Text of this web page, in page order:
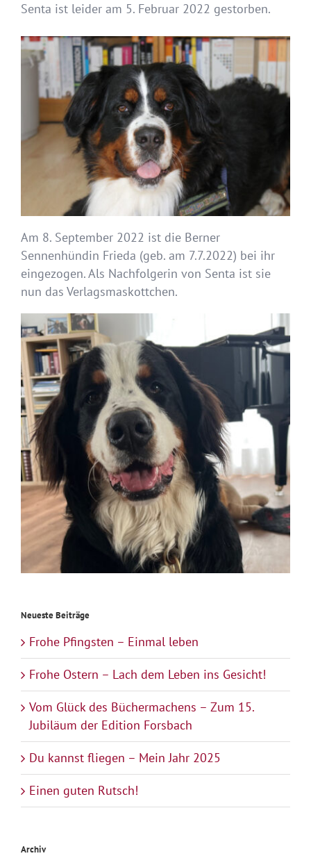
Senta ist leider am 5. Februar 2022 gestorben.
Am 8. September 2022 ist die Berner
Sennenhündin Frieda (geb. am 7.7.2022) bei ihr
eingezogen. Als Nachfolgerin von Senta ist sie
nun das Verlagsmaskottchen.
Neueste Beiträge
Frohe Pfingsten – Einmal leben
Frohe Ostern – Lach dem Leben ins Gesicht!
Vom Glück des Büchermachens – Zum 15.
Jubiläum der Edition Forsbach
Du kannst fliegen – Mein Jahr 2025
Einen guten Rutsch!
Archiv